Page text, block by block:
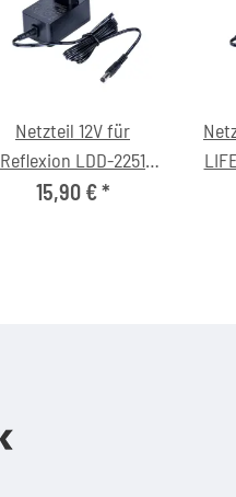
Netzteil 12V für
Reflexion LDD-2251
Fernseher
15,90 €*